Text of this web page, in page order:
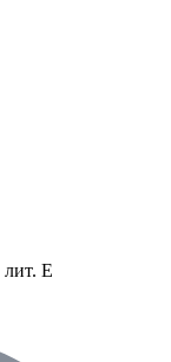
лит. Е